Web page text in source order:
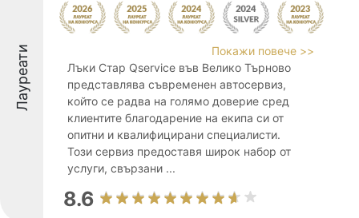
Лауреати
Покажи повече >>
Лъки Стар Qservice във Велико Търново
представлява съвременен автосервиз,
който се радва на голямо доверие сред
клиентите благодарение на екипа си от
опитни и квалифицирани специалисти.
Този сервиз предоставя широк набор от
услуги, свързани ...
8.6